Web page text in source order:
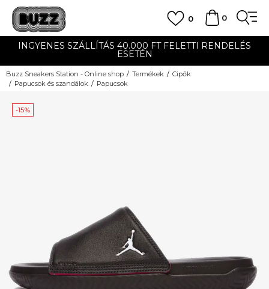
0
0
INGYENES SZÁLLÍTÁS 40.000 FT FELETTI RENDELÉS
ESETÉN
Buzz Sneakers Station - Online shop Termékek
Cipők
Papucsok és szandálok
Papucsok
-15%